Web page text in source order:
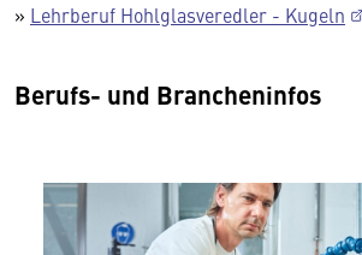
» Lehrberuf Hohlglasveredler - Kugeln
Berufs- und Brancheninfos